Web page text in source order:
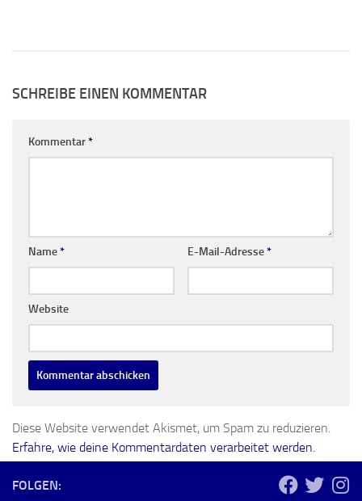
SCHREIBE EINEN KOMMENTAR
Kommentar*
Name* E-Mail-Adresse*
Website
Diese Website verwendet Akismet, um Spam zu reduzieren.
Erfahre, wie deine Kommentardaten verarbeitet werden.
FOLGEN: